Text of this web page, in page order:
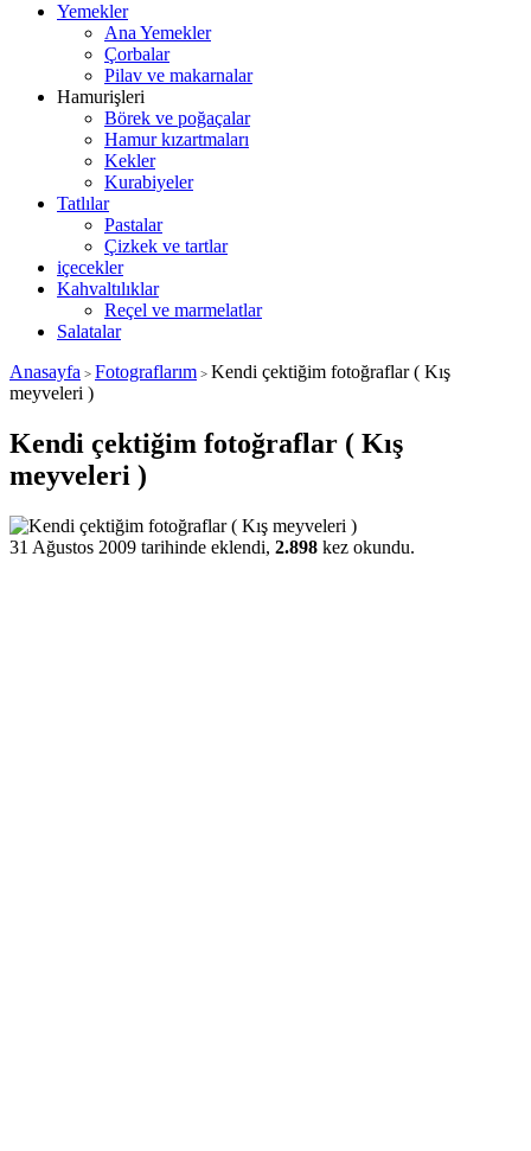
Yemekler
Ana Yemekler
Çorbalar
Pilav ve makarnalar
Hamurişleri
Börek ve poğaçalar
Hamur kızartmaları
Kekler
Kurabiyeler
Tatlılar
Pastalar
Çizkek ve tartlar
içecekler
Kahvaltılıklar
Reçel ve marmelatlar
Salatalar
Anasayfa > Fotograflarım > Kendi çektiğim fotoğraflar ( Kış
meyveleri )
Kendi çektiğim fotoğraflar ( Kış
meyveleri )
31 Ağustos 2009 tarihinde eklendi, 2.898 kez okundu.